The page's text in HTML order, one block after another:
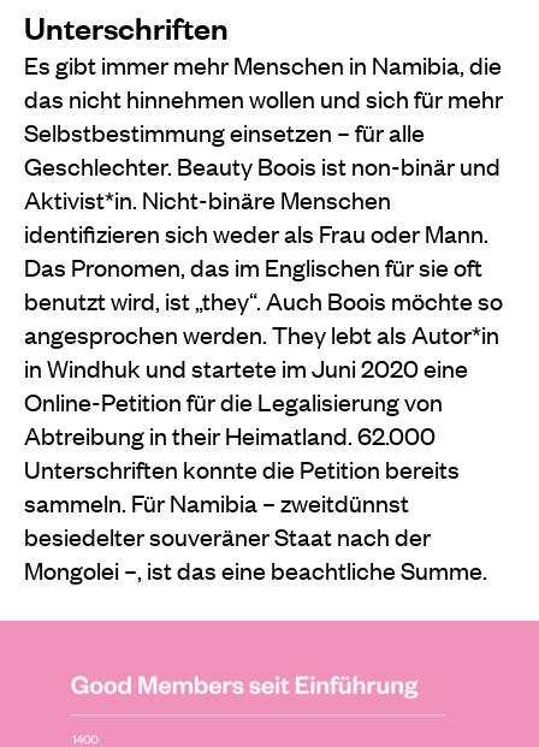
Unterschriften
Es gibt immer mehr Menschen in Namibia, die
das nicht hinnehmen wollen und sich für mehr
Selbstbestimmung einsetzen – für alle
Geschlechter. Beauty Boois ist non-binär und
Aktivist*in. Nicht-binäre Menschen
identifizieren sich weder als Frau oder Mann.
Das Pronomen, das im Englischen für sie oft
benutzt wird, ist „they“. Auch Boois möchte so
angesprochen werden. They lebt als Autor*in
in Windhuk und startete im Juni 2020 eine
Online-Petition für die Legalisierung von
Abtreibung in their Heimatland. 62.000
Unterschriften konnte die Petition bereits
sammeln. Für Namibia – zweitdünnst
besiedelter souveräner Staat nach der
Mongolei –, ist das eine beachtliche Summe.